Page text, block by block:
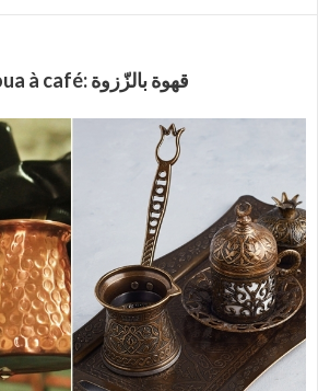
Zazoua à café: قهوة بالزّزوة